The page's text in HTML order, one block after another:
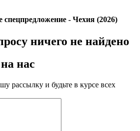
спецпредложение - Чехия (2026)
ничего не найдено
нас
рассылку и будьте в курсе всех